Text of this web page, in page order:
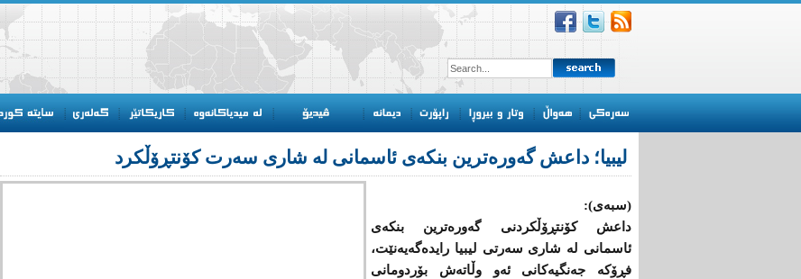
لیبیا؛ داعش گەورەترین بنكەی ئاسمانی لە شاری سەرت کۆنتڕۆڵکرد
(سبەی):
داعش كۆنتڕۆڵکردنی گەورەترین بنكەی
ئاسمانی لە شاری سەرتی لیبیا رایدەگەیەنێت،
فڕۆكە جەنگیەكانی ئەو وڵاتەش بۆردومانی